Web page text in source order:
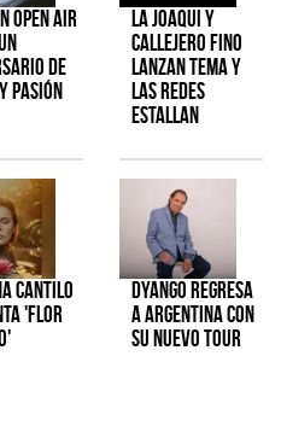
Open Air
de
pasión
La Joaqui y
Callejero Fino
lanzan tema y
las redes
estallan
Cantilo
'Flor
Dyango regresa
a Argentina con
su nuevo tour